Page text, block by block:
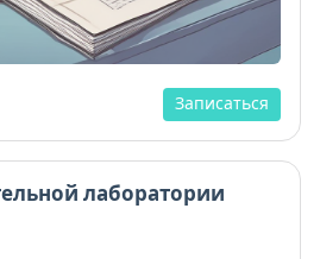
Записаться
лаборатории